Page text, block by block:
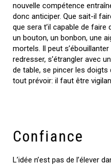
nouvelle compétence
donc anticiper. Que sait-il
que sera t’il capable de faire
un bouton, un bonbon, une
mortels. Il peut
redresser, s’étrangler avec
de table, se pincer les doigts
tout prévoir: il faut être
Confiance
L’idée n’est pas de l’élever